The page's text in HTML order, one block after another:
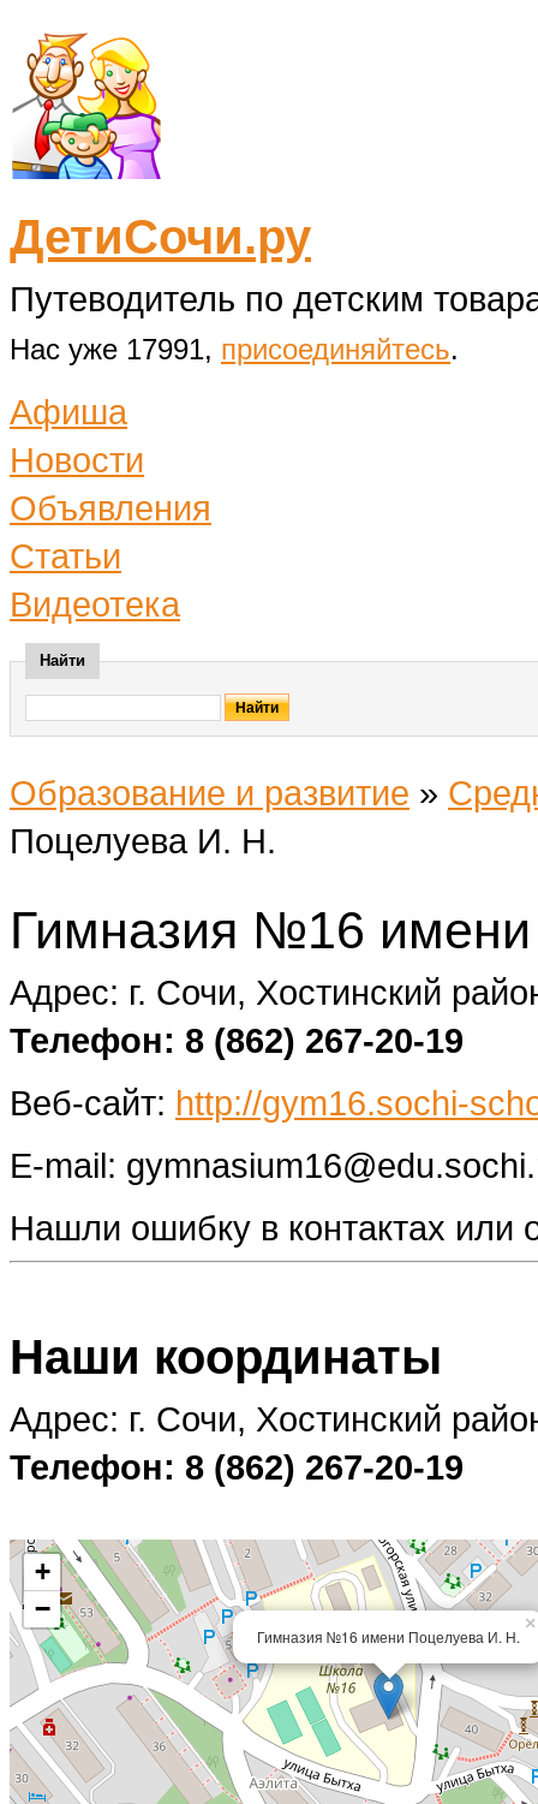
ДетиСочи.ру
Путеводитель по детским
Нас уже 17991, присоединяйтесь.
Афиша
Новости
Объявления
Статьи
Видеотека
Найти
Образование и развитие »
Поцелуева И. Н.
Гимназия №16
Адрес: г. Сочи, Хостинский
Телефон: 8 (862) 267-20-19
Веб-сайт: http://gym16.sochi-
E-mail:
Нашли ошибку в контактах
Наши координаты
Адрес: г. Сочи, Хостинский
Телефон: 8 (862) 267-20-19
Гимназия №16 имени Поцелуева И. Н.
×
+
−